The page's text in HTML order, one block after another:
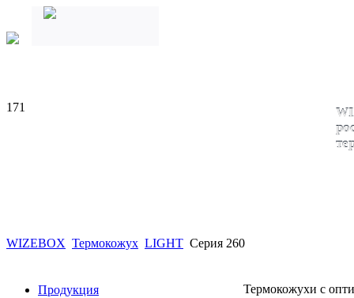
171
WIZEBOX Термокожух LIGHT Серия 260
Продукция
Термокожухи с